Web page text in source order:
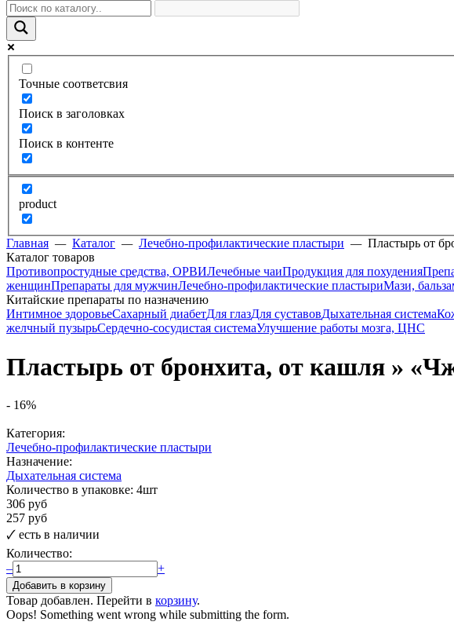
Точные соответсвия
Поиск в заголовках
Поиск в контенте
product
Главная — Каталог — Лечебно-профилактические пластыри — Пластырь от
Каталог товаров
Противопростудные средства, ОРВИЛечебные чаиПродукция для похудения
женщинПрепараты для мужчинЛечебно-профилактические пластыриМази,
Китайские препараты по назначению
Интимное здоровьеCахарный диабетДля глазДля суставовДыхательная система
желчный пузырьСердечно-сосудистая системаУлучшение работы мозга, ЦНС
Пластырь от бронхита, от кашля »
- 16%
Категория:
Лечебно-профилактические пластыри
Назначение:
Дыхательная система
Количество в упаковке: 4шт
306 руб
257 руб
🗸 есть в наличии
Количество:
–
+
Товар добавлен. Перейти в корзину.
Oops! Something went wrong while submitting the form.